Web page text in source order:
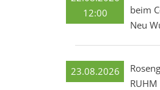
12:00
beim
Neu
23.08.2026
RUHM